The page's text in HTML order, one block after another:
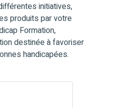
initiatives,
produits par votre
Formation,
destinée à favoriser
handicapées.